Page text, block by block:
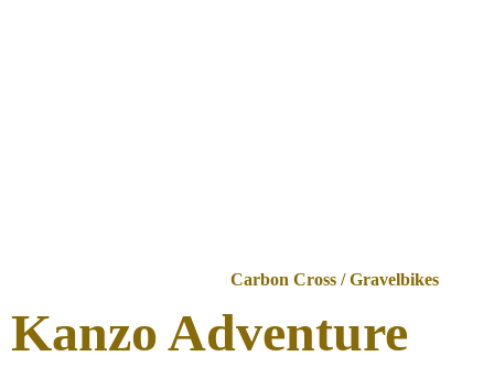
Carbon Cross / Gravelbikes
Kanzo Adventure